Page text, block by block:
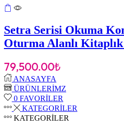
Setra Serisi Okuma
Oturma Alanlı
79,500.00₺
ANASAYFA
ÜRÜNLERİMZ
0 FAVORİLER
KATEGORİLER
KATEGORİLER